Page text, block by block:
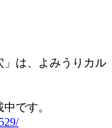
」は、よみうりカル
です。